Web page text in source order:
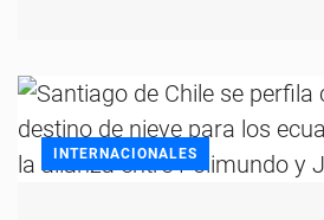
INTERNACIONALES